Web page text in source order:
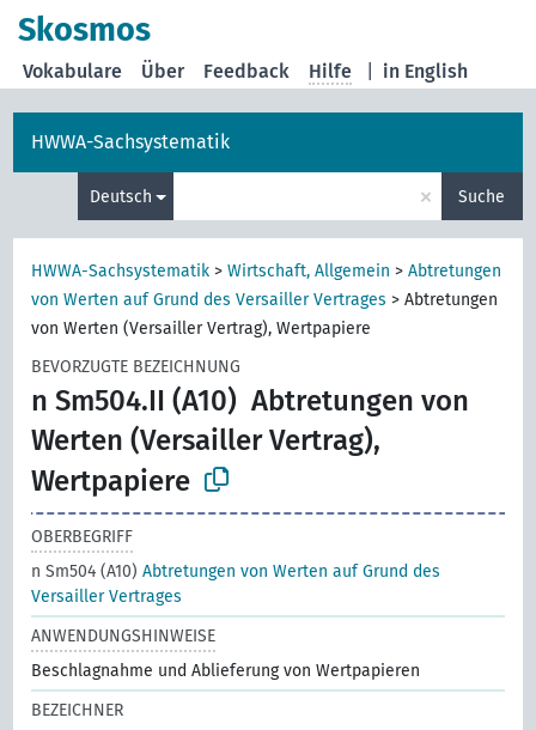
Skosmos
in English
Vokabulare Über Feedback Hilfe
HWWA-Sachsystematik
Deutsch × Suche
HWWA-Sachsystematik >Wirtschaft, Allgemein >Abtretungen
von Werten auf Grund des Versailler Vertrages >Abtretungen
von Werten (Versailler Vertrag), Wertpapiere
BEVORZUGTE BEZEICHNUNG
n Sm504.II (A10) Abtretungen von
Werten (Versailler Vertrag),
Wertpapiere
OBERBEGRIFF
n Sm504 (A10)Abtretungen von Werten auf Grund des
Versailler Vertrages
ANWENDUNGSHINWEISE
Beschlagnahme und Ablieferung von Wertpapieren
BEZEICHNER